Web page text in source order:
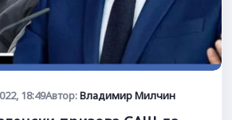
18:49Автор:Владимир Милчин